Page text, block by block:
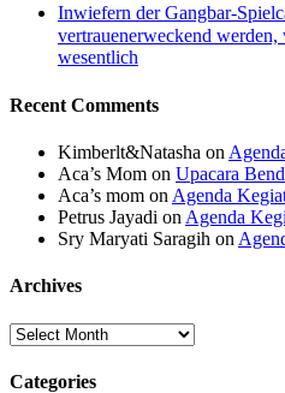
Inwiefern der Gangbar-
vertrauenerweckend
wesentlich
Recent Comments
Kimberlt&Natasha on
Aca’s Mom on Upacara
Aca’s mom on Agenda
Petrus Jayadi on Agenda
Sry Maryati Saragih on
Archives
Archives
Categories